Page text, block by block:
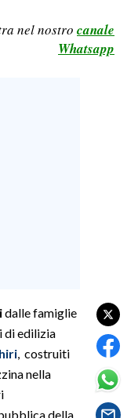
nel nostro canale
Whatsapp
dalle famiglie
di edilizia
, costruiti
nella
della